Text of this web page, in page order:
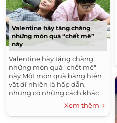
Valentine hãy tặng chàng
những món quà “chết mê”
này
Valentine hãy tặng chàng
những món quà "chết mê"
này Một món quà bằng hiện
vật dĩ nhiên là hấp dẫn,
nhưng có những cách khác
tuyệt vời chẳng kém...Xem thêm